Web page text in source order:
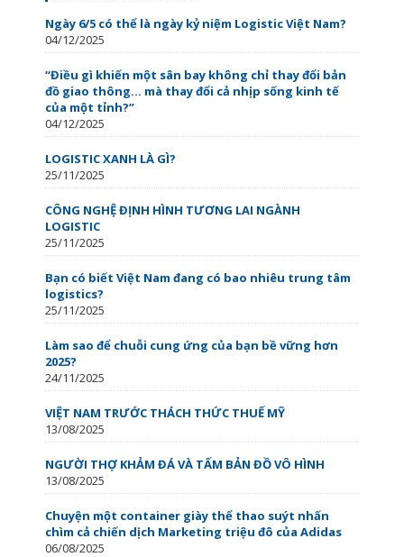
Ngày 6/5 có thể là ngày kỷ niệm Logistic Việt Nam?
04/12/2025
“Điều gì khiến một sân bay không chỉ thay đổi bản
đồ giao thông… mà thay đổi cả nhịp sống kinh tế
của một tỉnh?”
04/12/2025
LOGISTIC XANH LÀ GÌ?
25/11/2025
CÔNG NGHỆ ĐỊNH HÌNH TƯƠNG LAI NGÀNH
LOGISTIC
25/11/2025
Bạn có biết Việt Nam đang có bao nhiêu trung tâm
logistics?
25/11/2025
Làm sao để chuỗi cung ứng của bạn bề vững hơn
2025?
24/11/2025
VIỆT NAM TRƯỚC THÁCH THỨC THUẾ MỸ
13/08/2025
NGƯỜI THỢ KHẢM ĐÁ VÀ TẤM BẢN ĐỒ VÔ HÌNH
13/08/2025
Chuyện một container giày thể thao suýt nhấn
chìm cả chiến dịch Marketing triệu đô của Adidas
06/08/2025